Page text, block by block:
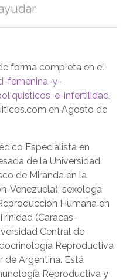
forma completa en el
femenina-y-
e-infertilidad,
en Agosto de
Especialista en
de la Universidad
de Miranda en la
Venezuela), sexologa
Humana en
(Caracas-
Central de
Reproductiva
de Argentina. Está
Reproductiva y